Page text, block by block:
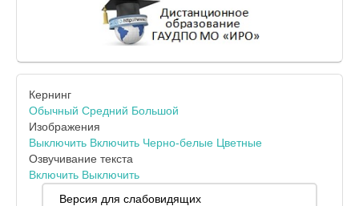
Кернинг
Обычный Средний Большой
Изображения
Выключить Включить Черно-белые Цветные
Озвучивание текста
Включить Выключить
Версия для слабовидящих